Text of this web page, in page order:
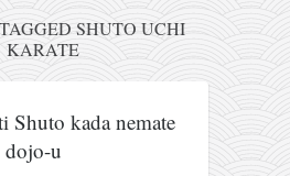
SHUTO UCHI
KARATE
Shuto kada nemate
dojo-u